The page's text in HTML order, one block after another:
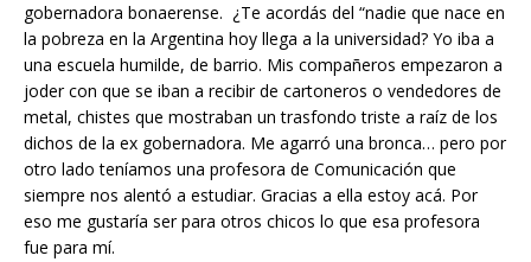
gobernadora bonaerense. ¿Te acordás del “nadie que nace en
la pobreza en la Argentina hoy llega a la universidad? Yo iba a
una escuela humilde, de barrio. Mis compañeros empezaron a
joder con que se iban a recibir de cartoneros o vendedores de
metal, chistes que mostraban un trasfondo triste a raíz de los
dichos de la ex gobernadora. Me agarró una bronca… pero por
otro lado teníamos una profesora de Comunicación que
siempre nos alentó a estudiar. Gracias a ella estoy acá. Por
eso me gustaría ser para otros chicos lo que esa profesora
fue para mí.